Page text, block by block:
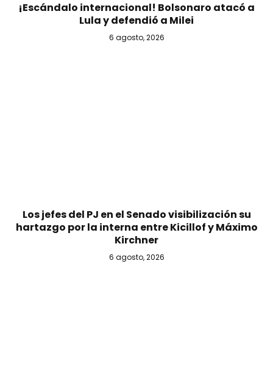
¡Escándalo internacional! Bolsonaro atacó a
Lula y defendió a Milei
6 agosto, 2026
Los jefes del PJ en el Senado visibilización su
hartazgo por la interna entre Kicillof y Máximo
Kirchner
6 agosto, 2026